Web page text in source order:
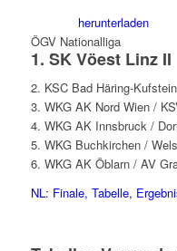
herunterladen
ÖGV Nationalliga
1. SK Vöest Linz II
2. KSC Bad Häring-Kufstein
3. WKG AK Nord Wien /
4. WKG AK Innsbruck /
5. WKG Buchkirchen / Wels
6. WKG AK Öblarn / AV
NL: Finale, Tabelle,